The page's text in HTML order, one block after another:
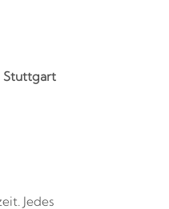
Stuttgart
Jedes